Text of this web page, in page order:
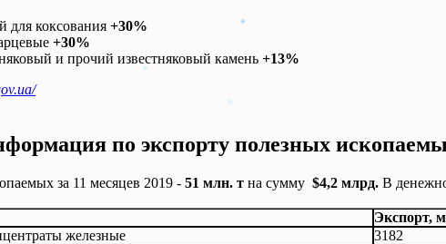
для коксования +30%
+30%
и прочий известняковый камень +13%
по экспорту полезных
за 11 месяцев 2019 - 51 млн. т на сумму $4,2 млрд. В
Экспорт,
железные
3182